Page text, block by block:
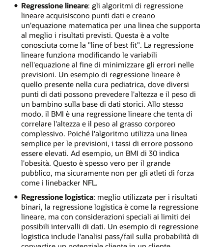
Regressione lineare: gli algoritmi di regressione
lineare acquisiscono punti dati e creano
un'equazione matematica per una linea che supporta
al meglio i risultati previsti. Questa è a volte
conosciuta come la "line of best fit". La regressione
lineare funziona modificando le variabili
nell'equazione al fine di minimizzare gli errori nelle
previsioni. Un esempio di regressione lineare è
quello presente nella cura pediatrica, dove diversi
punti di dati possono prevedere l'altezza e il peso di
un bambino sulla base di dati storici. Allo stesso
modo, il BMI è una regressione lineare che tenta di
correlare l'altezza e il peso al grasso corporeo
complessivo. Poiché l'algoritmo utilizza una linea
semplice per le previsioni, i tassi di errore possono
essere elevati. Ad esempio, un BMI di 30 indica
l'obesità. Questo è spesso vero per il grande
pubblico, ma sicuramente non per gli atleti di forza
come i linebacker NFL.
Regressione logistica: meglio utilizzata per i risultati
binari, la regressione logistica è come la regressione
lineare, ma con considerazioni speciali ai limiti dei
possibili intervalli di dati. Un esempio di regressione
logistica include l'analisi pass/fail sulla probabilità di